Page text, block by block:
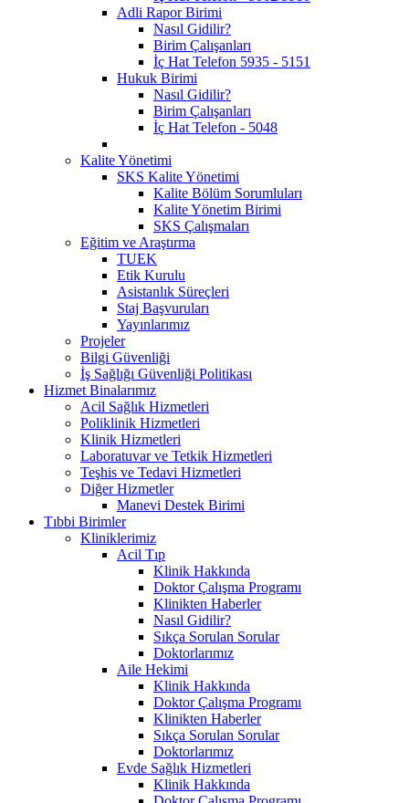
Adli Rapor Birimi
Nasıl Gidilir?
Birim Çalışanları
İç Hat Telefon 5935 - 5151
Hukuk Birimi
Nasıl Gidilir?
Birim Çalışanları
İç Hat Telefon - 5048
Kalite Yönetimi
SKS Kalite Yönetimi
Kalite Bölüm Sorumluları
Kalite Yönetim Birimi
SKS Çalışmaları
Eğitim ve Araştırma
TUEK
Etik Kurulu
Asistanlık Süreçleri
Staj Başvuruları
Yayınlarımız
Projeler
Bilgi Güvenliği
İş Sağlığı Güvenliği Politikası
Hizmet Binalarımız
Acil Sağlık Hizmetleri
Poliklinik Hizmetleri
Klinik Hizmetleri
Laboratuvar ve Tetkik Hizmetleri
Teşhis ve Tedavi Hizmetleri
Diğer Hizmetler
Manevi Destek Birimi
Tıbbi Birimler
Kliniklerimiz
Acil Tıp
Klinik Hakkında
Doktor Çalışma Programı
Klinikten Haberler
Nasıl Gidilir?
Sıkça Sorulan Sorular
Doktorlarımız
Aile Hekimi
Klinik Hakkında
Doktor Çalışma Programı
Klinikten Haberler
Sıkça Sorulan Sorular
Doktorlarımız
Evde Sağlık Hizmetleri
Klinik Hakkında